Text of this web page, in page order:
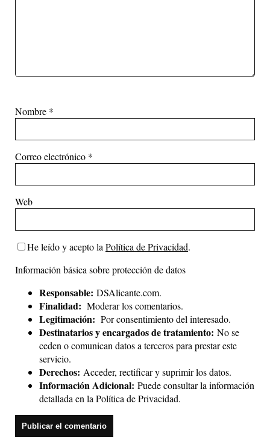
Nombre *
Correo electrónico *
Web
He leído y acepto la Política de Privacidad.
Información básica sobre protección de datos
Responsable: DSAlicante.com.
Finalidad: Moderar los comentarios.
Legitimación: Por consentimiento del interesado.
Destinatarios y encargados de tratamiento: No se
ceden o comunican datos a terceros para prestar este
servicio.
Derechos: Acceder, rectificar y suprimir los datos.
Información Adicional: Puede consultar la información
detallada en la Política de Privacidad.